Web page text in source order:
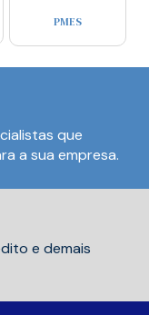
PMES
que
a sua empresa.
e demais